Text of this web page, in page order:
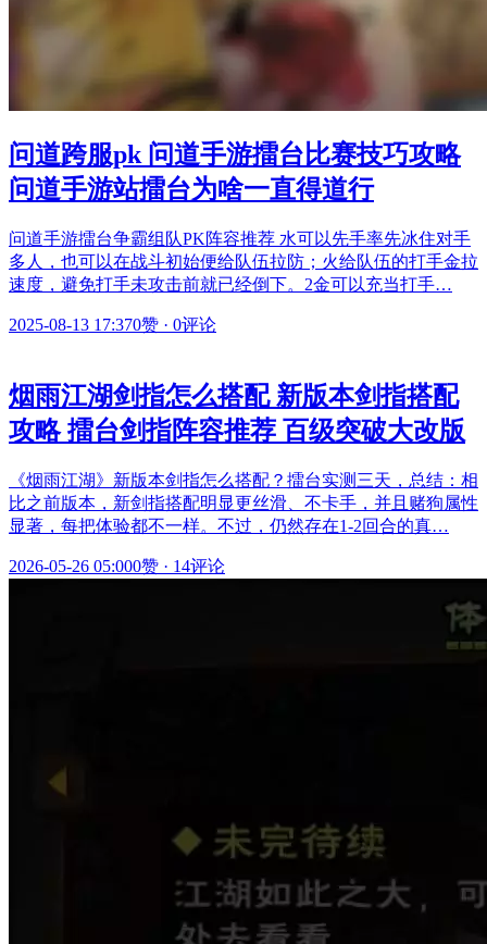
问道跨服pk 问道手游擂台比赛技巧攻略
问道手游站擂台为啥一直得道行
问道手游擂台争霸组队PK阵容推荐 水可以先手率先冰住对手
多人，也可以在战斗初始便给队伍拉防；火给队伍的打手金拉
速度，避免打手未攻击前就已经倒下。2金可以充当打手…
2025-08-13 17:370赞 · 0评论
烟雨江湖剑指怎么搭配 新版本剑指搭配
攻略 擂台剑指阵容推荐 百级突破大改版
《烟雨江湖》新版本剑指怎么搭配？擂台实测三天，总结：相
比之前版本，新剑指搭配明显更丝滑、不卡手，并且赌狗属性
显著，每把体验都不一样。不过，仍然存在1-2回合的真…
2026-05-26 05:000赞 · 14评论